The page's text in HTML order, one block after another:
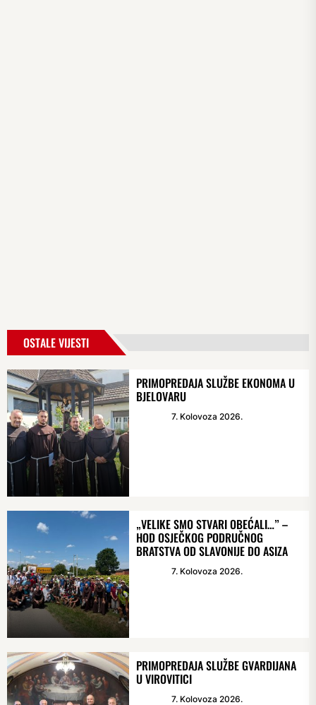
OSTALE VIJESTI
PRIMOPREDAJA SLUŽBE EKONOMA U
BJELOVARU
7. Kolovoza 2026.
„VELIKE SMO STVARI OBEĆALI…” –
HOD OSJEČKOG PODRUČNOG
BRATSTVA OD SLAVONIJE DO ASIZA
7. Kolovoza 2026.
PRIMOPREDAJA SLUŽBE GVARDIJANA
U VIROVITICI
7. Kolovoza 2026.